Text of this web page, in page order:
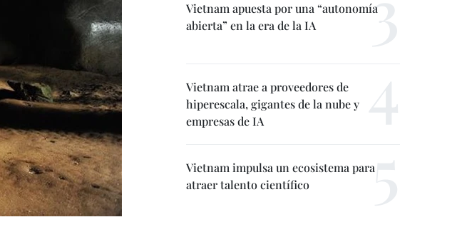
Vietnam apuesta por una “autonomía
abierta” en la era de la IA
Vietnam atrae a proveedores de
hiperescala, gigantes de la nube y
empresas de IA
Vietnam impulsa un ecosistema para
atraer talento científico